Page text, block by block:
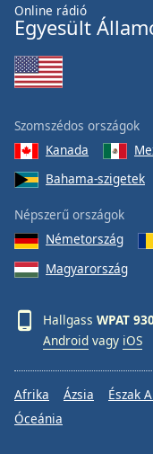
Online rádió
Egyesült
Szomszédos országok
Kanada
Bahama-szigetek
Népszerű országok
Németország
Magyarország
Hallgass WPAT
Android vagy iOS
Afrika Ázsia Észak
Óceánia